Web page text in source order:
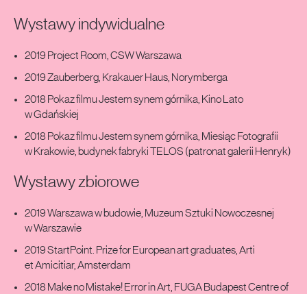
Wystawy indywidualne
2019 Project Room, CSW Warszawa
2019 Zauberberg, Krakauer Haus, Norymberga
2018 Pokaz filmu Jestem synem górnika, Kino Lato
w Gdańskiej
2018 Pokaz filmu Jestem synem górnika, Miesiąc Fotografii
w Krakowie, budynek fabryki TELOS (patronat galerii Henryk)
Wystawy zbiorowe
2019 Warszawa w budowie, Muzeum Sztuki Nowoczesnej
w Warszawie
2019 StartPoint. Prize for European art graduates, Arti
et Amicitiar, Amsterdam
2018 Make no Mistake! Error in Art, FUGA Budapest Centre of